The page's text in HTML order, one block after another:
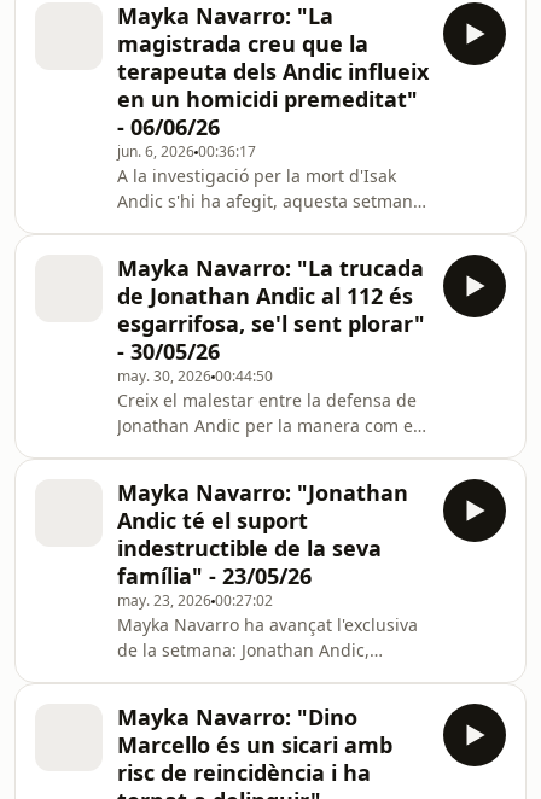
de matar-te." Amb Mayka Navarro
analitzem en quin context s'envien
tots aquests missatges entre pare i
fill.
Mayka Navarro: "La
magistrada creu que la
terapeuta dels Andic influeix
en un homicidi premeditat"
- 06/06/26
jun. 6, 202600:36:17
A la investigació per la mort d'Isak
Andic s'hi ha afegit, aquesta setmana,
jutgessa ha demanat investigar
l'existència d'una tercera persona que
hagués pogut participar en els fets.
D'altra banda, també hem sabut que
la Fiscalia vol que Jonathan Andic
torni a Collbató per fer una
reconstrucció de la caiguda del seu
pare.
Mayka Navarro: "La trucada
de Jonathan Andic al 112 és
esgarrifosa, se'l sent plorar"
- 30/05/26
may. 30, 202600:44:50
Creix el malestar entre la defensa de
Jonathan Andic per la manera com els
l'advocat de l'acusat ja va presentar
un recurs a l'Audiència de Barcelona
per l'ordre de presó. Però ara van un
pas més enllà, i acusen un
comandament dels Mossos
d'Esquadra d'inventar-se proves.
Mayka Navarro: "Jonathan
Andic té el suport
indestructible de la seva
família" - 23/05/26
may. 23, 202600:27:02
Mayka Navarro ha avançat l'exclusiva
de la setmana: Jonathan Andic,
taula? Com avançarà el cas?
Mayka Navarro: "Dino
Marcello és un sicari amb
risc de reincidència i ha